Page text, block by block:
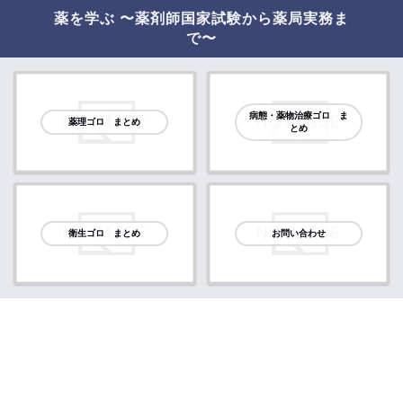
薬を学ぶ 〜薬剤師国家試験から薬局実務ま
で〜
薬理ゴロ まとめ
病態・薬物治療ゴロ ま
とめ
衛生ゴロ まとめ お問い合わせ